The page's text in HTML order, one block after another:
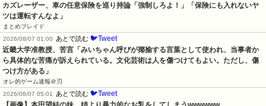
カズレーザー、車の任意保険を巡り持論「強制しろよ！」「保険にも入れないヤ
ツは運転すんなよ」
まとめブレイド
2026/08/07 01:00
あとで読む 🐦Tweet
近畿大学准教授、苦言「みいちゃん呼びが揶揄する言葉として使われ、当事者か
ら具体的な苦痛が訴えられている。文化芸術は人を傷つけてもよい。ただし、傷
つけ方がある」
オレ的ゲーム速報＠刃
2026/08/07 05:01
あとで読む 🐦Tweet